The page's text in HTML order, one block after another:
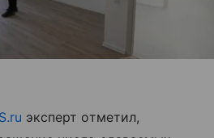
эксперт отметил,